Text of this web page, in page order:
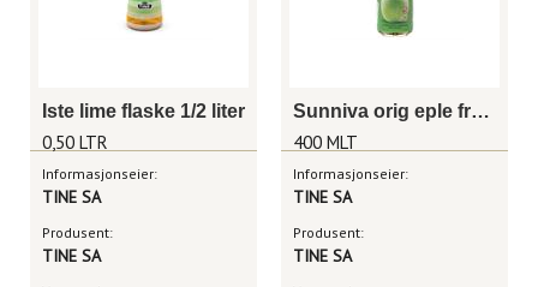
Iste lime flaske 1/2 liter
0,50 LTR
Informasjonseier:
TINE SA
Produsent:
TINE SA
Sunniva orig eple frktkj 400ml
400 MLT
Informasjonseier:
TINE SA
Produsent:
TINE SA